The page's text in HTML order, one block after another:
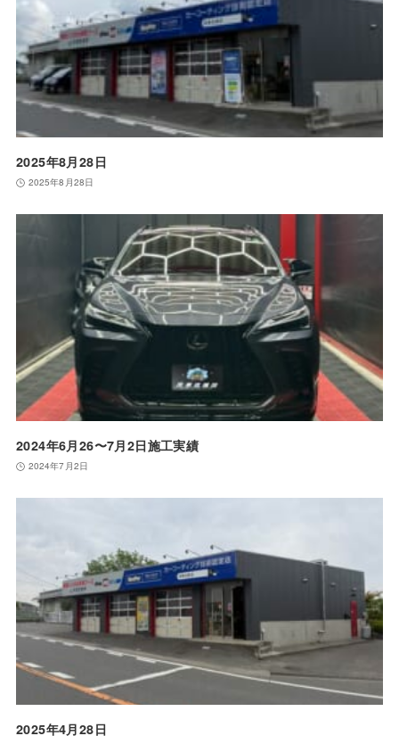
2025年8月28日
2025年8月28日
2024年6月26〜7月2日施工実績
2024年7月2日
2025年4月28日